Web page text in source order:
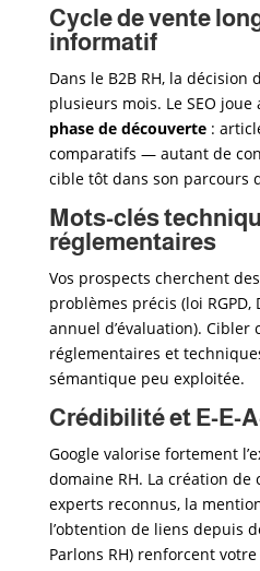
Cycle de vente
informatif
Dans le B2B RH, la décision
plusieurs mois. Le SEO
phase de découverte:
comparatifs — autant de
cible tôt dans son parcours
Mots-clés
réglementaires
Vos prospects cherchent
problèmes précis (loi RGPD,
annuel d’évaluation). Cibler
réglementaires et
sémantique peu exploitée.
Crédibilité et E-E-
Google valorise fortement
domaine RH. La création de
experts reconnus, la
l’obtention de liens depuis
Parlons RH) renforcent